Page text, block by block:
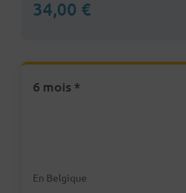
34,00 €
6 mois *
En Belgique